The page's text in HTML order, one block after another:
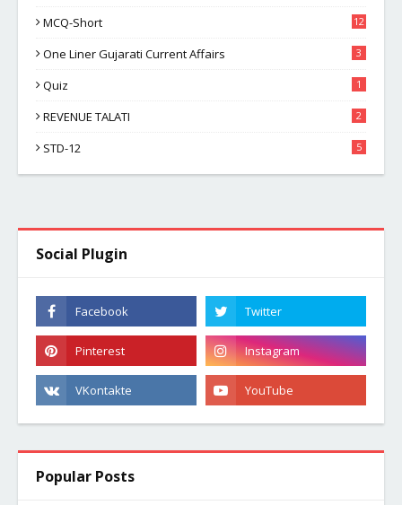
MCQ-Short 12
One Liner Gujarati Current Affairs 3
Quiz 1
REVENUE TALATI 2
STD-12 5
Social Plugin
Popular Posts